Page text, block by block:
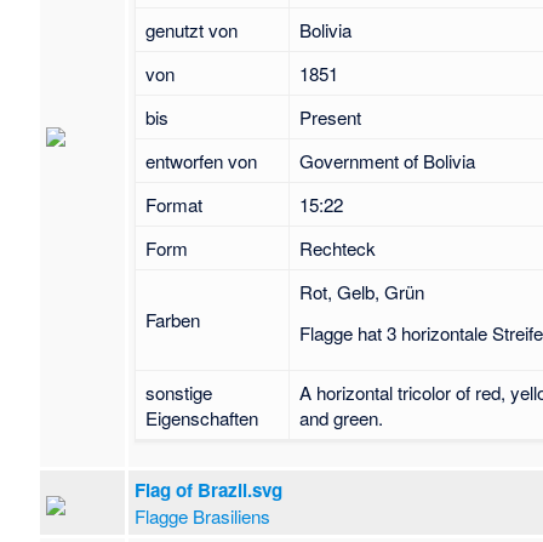
genutzt von
Bolivia
von
1851
bis
Present
entworfen von
Government of Bolivia
Format
15:22
Form
Rechteck
Farben
Rot, Gelb, Grün
Flagge hat 3 horizontale
sonstige
Eigenschaften
A horizontal tricolor of red,
and green.
Flag of Brazil.svg
Flagge Brasiliens